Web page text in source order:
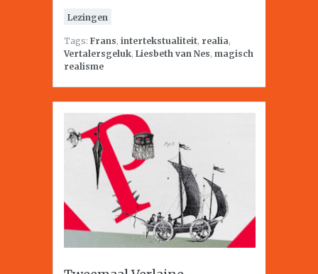
Lezingen
Tags: Frans, intertekstualiteit, realia,
Vertalersgeluk, Liesbeth van Nes, magisch
realisme